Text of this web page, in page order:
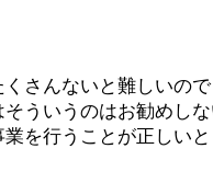
さんないと難しいの
ういうのはお勧めし
を行うことが正しい